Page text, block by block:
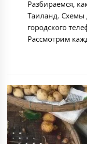
Разбираемся,
Таиланд. Схемы
городского
Рассмотрим